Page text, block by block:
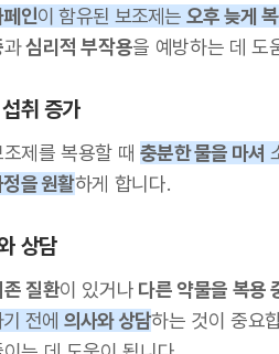
페인이 함유된 보조제는 오후 늦게
과심리적 부작용을 예방하는 데 도
취 증가
조제를 복용할 때충분한 물을 마셔
을 원활하게 합니다.
상담
질환이 있거나 다른 약물을 복용
전에 의사와 상담하는 것이 중요